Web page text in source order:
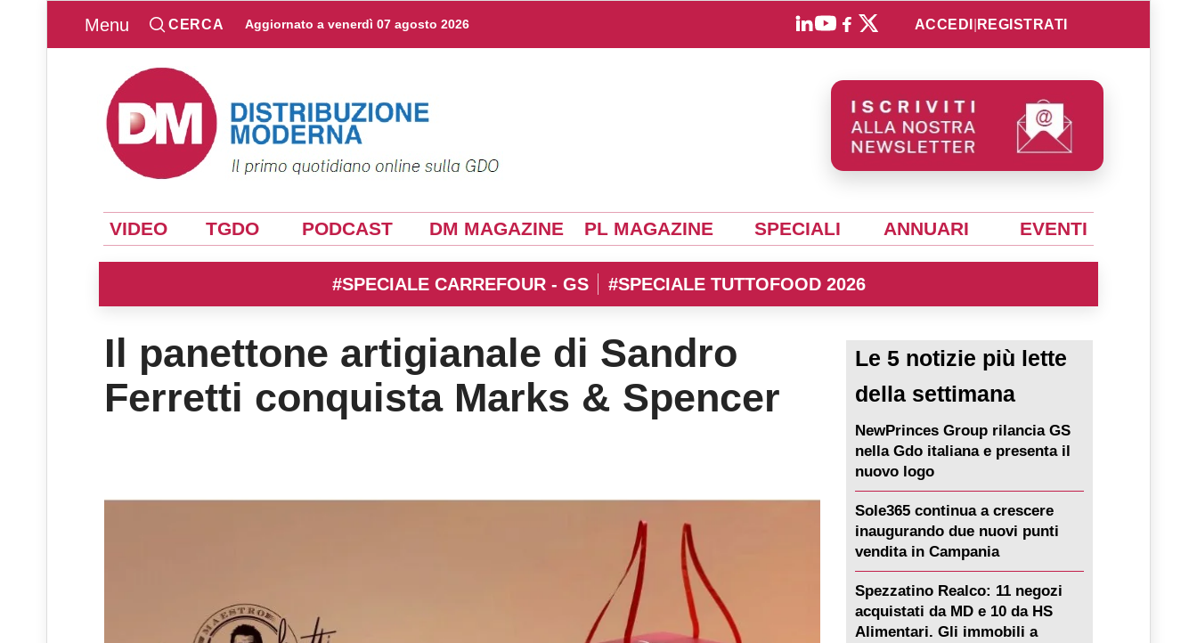
Menu CERCA Aggiornato a venerdì 07 agosto 2026 ACCEDI REGISTRATI
VIDEO TGDO PODCAST DM MAGAZINE PL MAGAZINE SPECIALI ANNUARI EVENTI
#SPECIALE CARREFOUR - GS #SPECIALE TUTTOFOOD 2026
Il panettone artigianale di Sandro
Ferretti conquista Marks & Spencer
Le 5 notizie più lette
della settimana
NewPrinces Group rilancia GS
nella Gdo italiana e presenta il
nuovo logo
Sole365 continua a crescere
inaugurando due nuovi punti
vendita in Campania
Spezzatino Realco: 11 negozi
acquistati da MD e 10 da HS
Alimentari. Gli immobili a